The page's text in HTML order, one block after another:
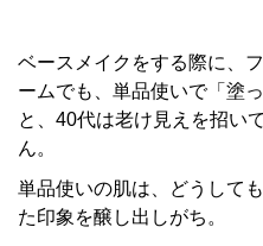
ベースメイクをする際に、
ームでも、単品使いで「塗
と、40代は老け見えを招い
ん。
単品使いの肌は、どうして
た印象を醸し出しがち。